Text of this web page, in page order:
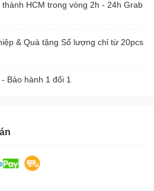
HCM trong vòng 2h - 24h Grab
& Quà tặng Số lượng chỉ từ 20pcs
Bảo hành 1 đổi 1